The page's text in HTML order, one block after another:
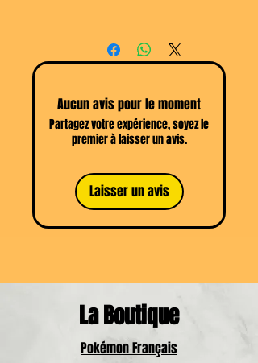
jours selon les
CGV
Aucun avis pour le moment
Partagez votre expérience, soyez le
premier à laisser un avis.
Laisser un avis
La Boutique
Pokémon Français